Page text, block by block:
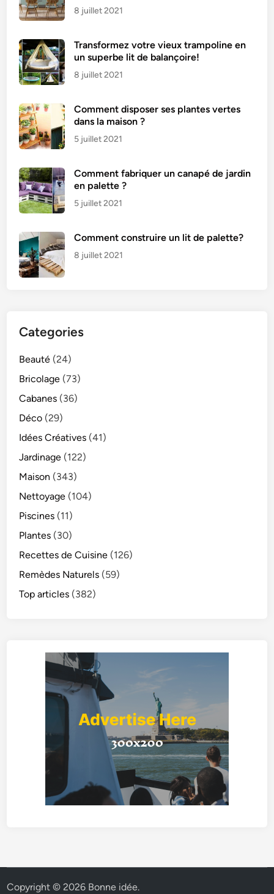
8 juillet 2021
Transformez votre vieux trampoline en
un superbe lit de balançoire!
8 juillet 2021
Comment disposer ses plantes vertes
dans la maison ?
5 juillet 2021
Comment fabriquer un canapé de jardin
en palette ?
5 juillet 2021
Comment construire un lit de palette?
8 juillet 2021
Categories
Beauté (24)
Bricolage (73)
Cabanes (36)
Déco (29)
Idées Créatives (41)
Jardinage (122)
Maison (343)
Nettoyage (104)
Piscines (11)
Plantes (30)
Recettes de Cuisine (126)
Remèdes Naturels (59)
Top articles (382)
Copyright © 2026 Bonne idée.